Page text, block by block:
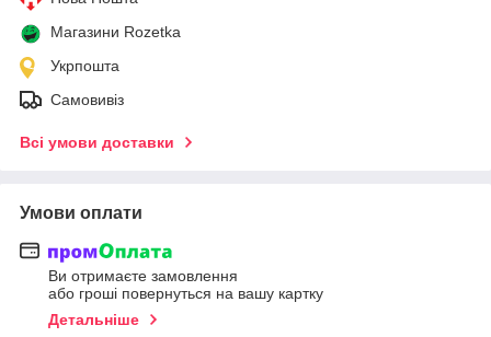
Магазини Rozetka
Укрпошта
Самовивіз
Всі умови доставки
Умови оплати
Ви отримаєте замовлення
або гроші повернуться на вашу картку
Детальніше